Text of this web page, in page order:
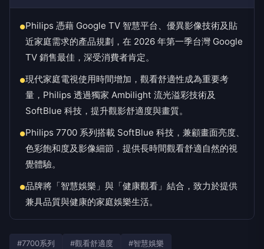
●Philips 憑藉 Google TV 智慧平台、優異影像技術及貼
近家庭需求的產品規劃，在 2026 年第一季台灣 Google
TV 銷售最佳，深受消費者肯定。
●現代家庭電視使用時間增加，觀看舒適性成為重要考
量，Philips 透過獨家 Ambilight 流光溢彩技術及
SoftBlue 科技，提升觀影舒適度與畫質。
●Philips 7700 系列搭載 SoftBlue 科技，兼顧畫面亮度、
色彩飽和度及影像細節，提供長時間觀看舒適自然的視
覺體驗。
●品牌將「智慧娛樂」與「健康觀看」結合，致力於提供
兼具品質與健康的家庭娛樂生活。
#7700系列 #觀看舒適度 #智慧娛樂